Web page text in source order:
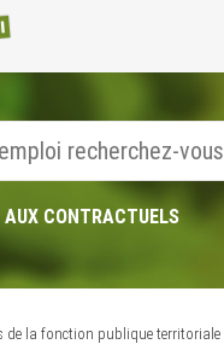
AUX CONTRACTUELS
de la fonction publique territoriale